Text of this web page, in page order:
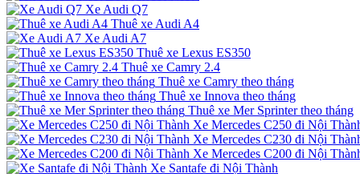
Xe Audi Q7
Thuê xe Audi A4
Xe Audi A7
Thuê xe Lexus ES350
Thuê xe Camry 2.4
Thuê xe Camry theo tháng
Thuê xe Innova theo tháng
Thuê xe Mer Sprinter theo tháng
Xe Mercedes C250 đi Nội
Xe Mercedes C230 đi Nội
Xe Mercedes C200 đi Nội
Xe Santafe đi Nội Thành